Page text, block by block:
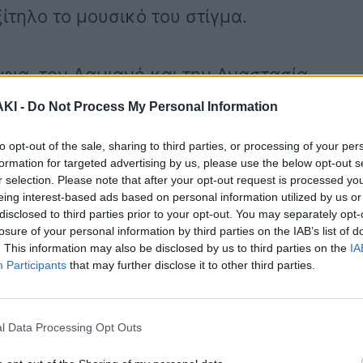
- Do Not Process My Personal Information
opt-out of the sale, sharing to third parties, or processing of your
for targeted advertising by us, please use the below opt-out
selection. Please note that after your opt-out request is processed
interest-based ads based on personal information utilized by us
to third parties prior to your opt-out. You may separately
of your personal information by third parties on the IAB’s list of
This information may also be disclosed by us to third parties on the
Participants that may further disclose it to other third parties.
Data Processing Opt Outs
το μουσικό του στίγμα.
τον Δαμιανό και την Αναστασία.
του στη Θεσσαλονίκη. Το
την πρώτη του μουσική εμφάνιση στο
Εύοσμο Θεσσαλονίκης.
αυτοκινήτων, τη δεύτερη μεγάλη
που τον ώθησε να γίνει
είχε εργασθεί στο
γεγονός που αποτυπώνεται
εγώ».